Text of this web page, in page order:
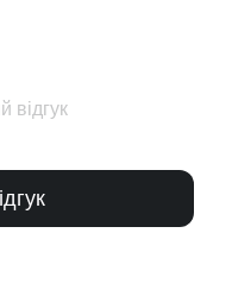
відгук